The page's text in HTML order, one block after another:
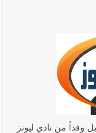
وفداً من نادي ليونز